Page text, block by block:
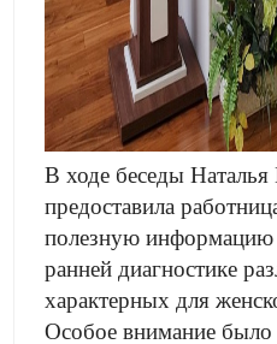
В ходе беседы Наталья
предоставила
полезную информацию
ранней диагностике
характерных для
Особое внимание было